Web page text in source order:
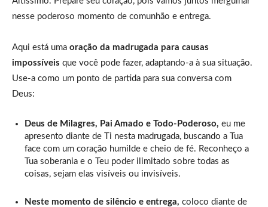
nesse poderoso momento de comunhão e entrega.
Aqui está uma oração da madrugada para causas
impossíveis que você pode fazer, adaptando-a à sua situação.
Use-a como um ponto de partida para sua conversa com
Deus:
Deus de Milagres, Pai Amado e Todo-Poderoso, eu me
apresento diante de Ti nesta madrugada, buscando a Tua
face com um coração humilde e cheio de fé. Reconheço a
Tua soberania e o Teu poder ilimitado sobre todas as
coisas, sejam elas visíveis ou invisíveis.
Neste momento de silêncio e entrega, coloco diante de